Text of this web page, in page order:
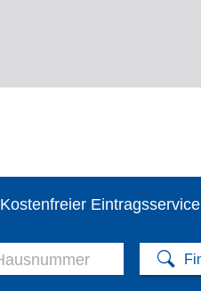
Kostenfreier Eintragsservice